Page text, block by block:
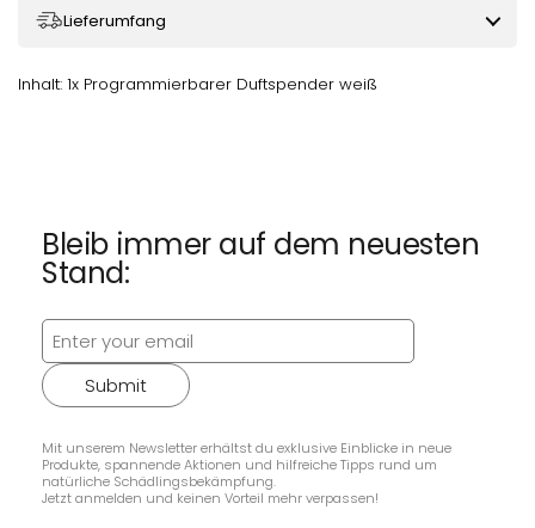
Lieferumfang
Inhalt: 1x Programmierbarer Duftspender weiß
Bleib immer auf dem neuesten
Stand:
Submit
Mit unserem Newsletter erhältst du exklusive Einblicke in neue
Produkte, spannende Aktionen und hilfreiche Tipps rund um
natürliche Schädlingsbekämpfung.
Jetzt anmelden und keinen Vorteil mehr verpassen!